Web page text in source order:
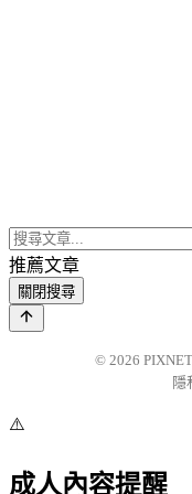
推薦文章
關閉搜尋
© 2026 PIXNET
隱
⚠️
成人內容提醒